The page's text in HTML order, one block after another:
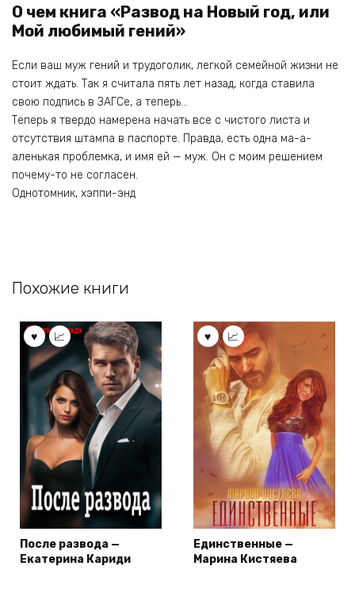
О чем книга «Развод на Новый год, или
Мой любимый гений»
Если ваш муж гений и трудоголик, легкой семейной жизни не
стоит ждать. Так я считала пять лет назад, когда ставила
свою подпись в ЗАГСе, а теперь…
Теперь я твердо намерена начать все с чистого листа и
отсутствия штампа в паспорте. Правда, есть одна ма-а-
аленькая проблемка, и имя ей — муж. Он с моим решением
почему-то не согласен.
Однотомник, хэппи-энд
Похожие книги
После развода —
Екатерина Кариди
Единственные —
Марина Кистяева